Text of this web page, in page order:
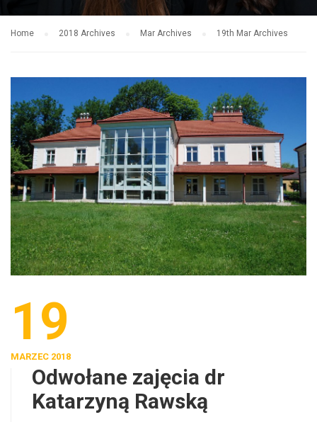
Home 2018 Archives Mar Archives 19th Mar Archives
19
MARZEC 2018
Odwołane zajęcia dr
Katarzyną Rawską